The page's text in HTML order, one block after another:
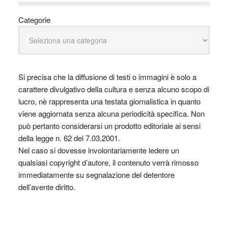
Categorie
Si precisa che la diffusione di testi o immagini è solo a
carattere divulgativo della cultura e senza alcuno scopo di
lucro, nè rappresenta una testata giornalistica in quanto
viene aggiornata senza alcuna periodicità specifica. Non
può pertanto considerarsi un prodotto editoriale ai sensi
della legge n. 62 del 7.03.2001.
Nel caso si dovesse involontariamente ledere un
qualsiasi copyright d’autore, il contenuto verrà rimosso
immediatamente su segnalazione del detentore
dell’avente diritto.